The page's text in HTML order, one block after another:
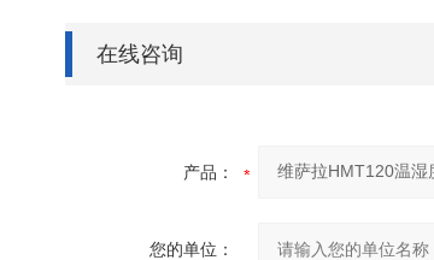
在线咨询
产品：
您的单位：